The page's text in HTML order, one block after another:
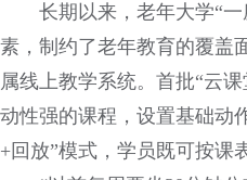
长期以来，老年大学“
素，制约了老年教育的覆盖
属线上教学系统。首批“云
动性强的课程，设置基础动
+回放”模式，学员既可按课